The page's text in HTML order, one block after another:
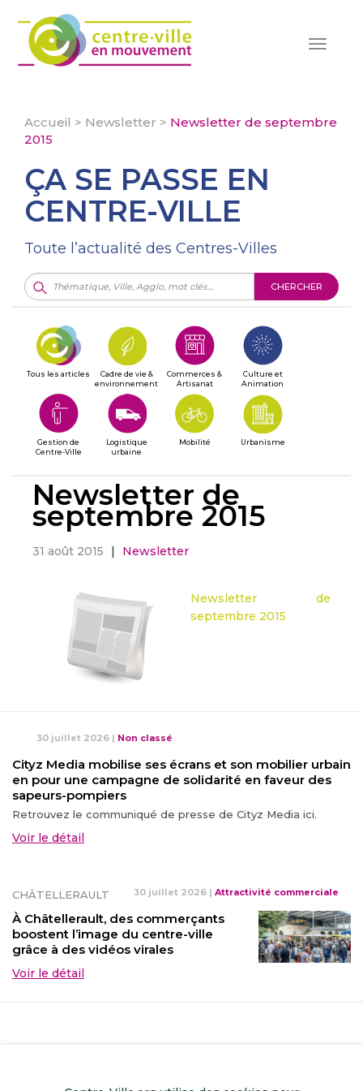
Toggle
Accueil > Newsletter > Newsletter de septembre
2015
ÇA SE PASSE EN
CENTRE-VILLE
Toute l’actualité des Centres-Villes
CHERCHER
Tous les articles
Cadre de vie &
environnement
Commerces &
Artisanat
Culture et
Animation
Gestion de
Centre-Ville
Logistique
urbaine
Mobilité Urbanisme
Newsletter de
septembre 2015
31 août 2015 | Newsletter
Newsletter de
septembre 2015
30 juillet 2026 | Non classé
Cityz Media mobilise ses écrans et son mobilier urbain
en pour une campagne de solidarité en faveur des
sapeurs-pompiers
Retrouvez le communiqué de presse de Cityz Media ici.
Voir le détail
CHÂTELLERAULT 30 juillet 2026 | Attractivité commerciale
À Châtellerault, des commerçants
boostent l’image du centre-ville
grâce à des vidéos virales
Voir le détail